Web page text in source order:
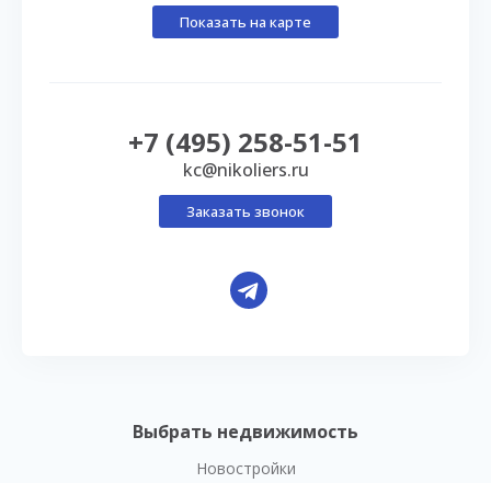
Выбрать недвижимость
Новостройки
Показать на карте
+7 (495) 258-51-51
kc@nikoliers.ru
Заказать звонок